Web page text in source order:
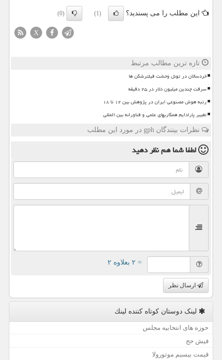
این مطلب را می پسندید؟ (1)
(0)
X
تازه ترین مطالب مرتبط
خردسالان در تونل وحشت فیلترشکن ها
سرقت چندین میلیون دلار در ۲۵ دقیقه
رتبه هوش مصنوعی ایران در پژوهش بین ۱۲ تا ۱۸
تغییر پارادایم همکاریهای علمی و فناورانه بین المللی
نظرات بینندگان gph در مورد این مطلب
لطفا شما همنظر دهید
= ۲ بعلاوه ۲
ارسال نظر
لینک دوستان كوتاه كننده لینك
حوزه های انتخابیه مجلس
فیش حج
قیمت بیسیم موتورولا